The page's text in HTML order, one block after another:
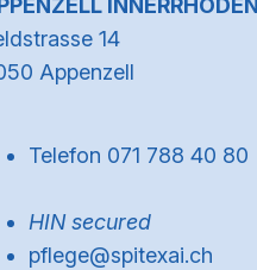
INNERRHODEN
14
Appenzell
Telefon 071 788 40 80
HIN secured
pflege@spitexai.ch